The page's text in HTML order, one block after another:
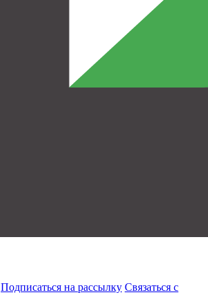
Подписаться на рассылку Связаться с